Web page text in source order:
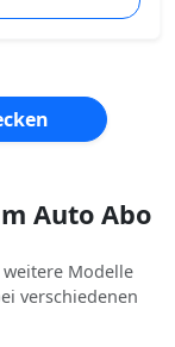
Auto Abo
Modelle
verschiedenen